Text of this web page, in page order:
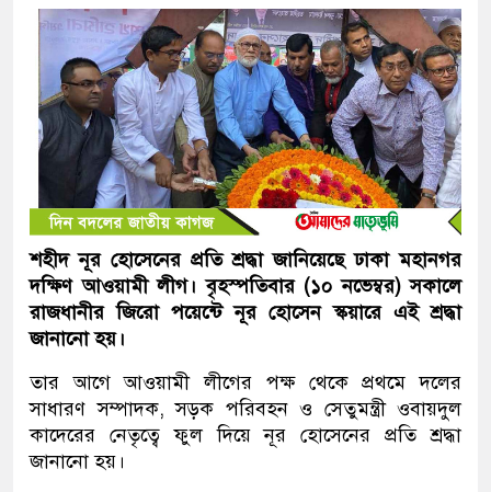
শহীদ নূর হোসেনের প্রতি শ্রদ্ধা জানিয়েছে ঢাকা মহানগর
দক্ষিণ আওয়ামী লীগ। বৃহস্পতিবার (১০ নভেম্বর) সকালে
রাজধানীর জিরো পয়েন্টে নূর হোসেন স্কয়ারে এই শ্রদ্ধা
জানানো হয়।
তার আগে আওয়ামী লীগের পক্ষ থেকে প্রথমে দলের
সাধারণ সম্পাদক, সড়ক পরিবহন ও সেতুমন্ত্রী ওবায়দুল
কাদেরের নেতৃত্বে ফুল দিয়ে নূর হোসেনের প্রতি শ্রদ্ধা
জানানো হয়।